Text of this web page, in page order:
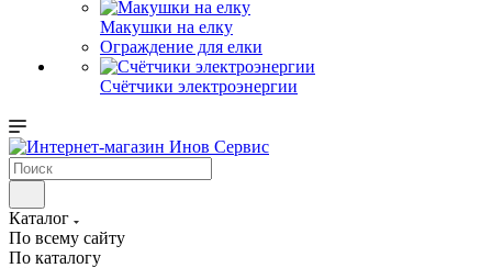
Макушки на елку
Ограждение для елки
Счётчики электроэнергии
Каталог
По всему сайту
По каталогу